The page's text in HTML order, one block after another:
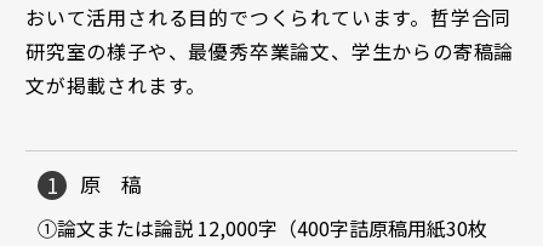
おいて活用される目的でつくられています。哲学合同
研究室の様子や、最優秀卒業論文、学生からの寄稿論
文が掲載されます。
原 稿
①論文または論説 12,000字（400字詰原稿用紙30枚